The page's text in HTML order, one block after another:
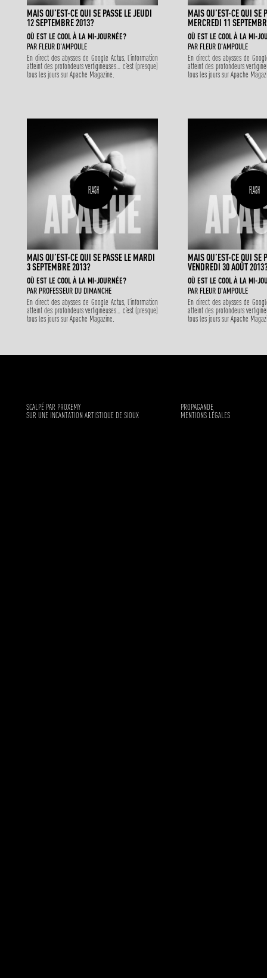
MAIS QU’EST-CE QUI SE PASSE LE JEUDI
12 SEPTEMBRE 2013?
OÙ EST LE COOL À LA MI-JOURNÉE?
PARFLEUR D'AMPOULE
En direct des abysses de Google Actus, l’information
atteint des profondeurs vertigineuses… c’est (presque)
tous les jours sur Apache Magazine.
MAIS QU’EST-CE QUI SE
MERCREDI 11
OÙ EST LE COOL À LA MI-
PARFLEUR D'AMPOULE
En direct des abysses de
atteint des profondeurs
tous les jours sur Apache
FLASH
MAIS QU’EST-CE QUI SE PASSE LE MARDI
3 SEPTEMBRE 2013?
OÙ EST LE COOL À LA MI-JOURNÉE?
PARPROFESSEUR DU DIMANCHE
En direct des abysses de Google Actus, l’information
atteint des profondeurs vertigineuses… c’est (presque)
tous les jours sur Apache Magazine.
FLASH
MAIS QU’EST-CE QUI SE
VENDREDI 30 AOÛT
OÙ EST LE COOL À LA MI-
PARFLEUR D'AMPOULE
En direct des abysses de
atteint des profondeurs
tous les jours sur Apache
SCALPÉ PAR PROXEMY
SUR UNE INCANTATION ARTISTIQUE DE SIOUX
PROPAGANDE
MENTIONS LÉGALES